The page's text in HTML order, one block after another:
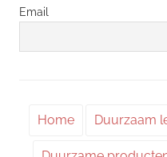
Email
Home Duurzaam